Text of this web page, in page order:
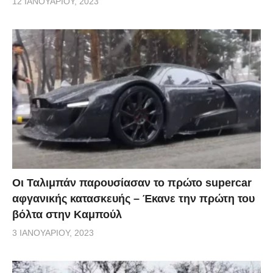
Οι Ταλιμπάν παρουσίασαν το πρώτο supercar
αφγανικής κατασκευής – Έκανε την πρώτη του
βόλτα στην Καμπούλ
3 ΙΑΝΟΥΑΡΊΟΥ, 2023